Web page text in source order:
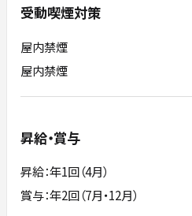
受動喫煙対策
屋内禁煙
屋内禁煙
昇給・賞与
昇給：年1回（4月）
賞与：年2回（7月・12月）